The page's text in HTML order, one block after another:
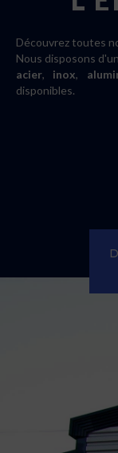
Découvrez toutes
Nous disposons
acier, inox,
disponibles.